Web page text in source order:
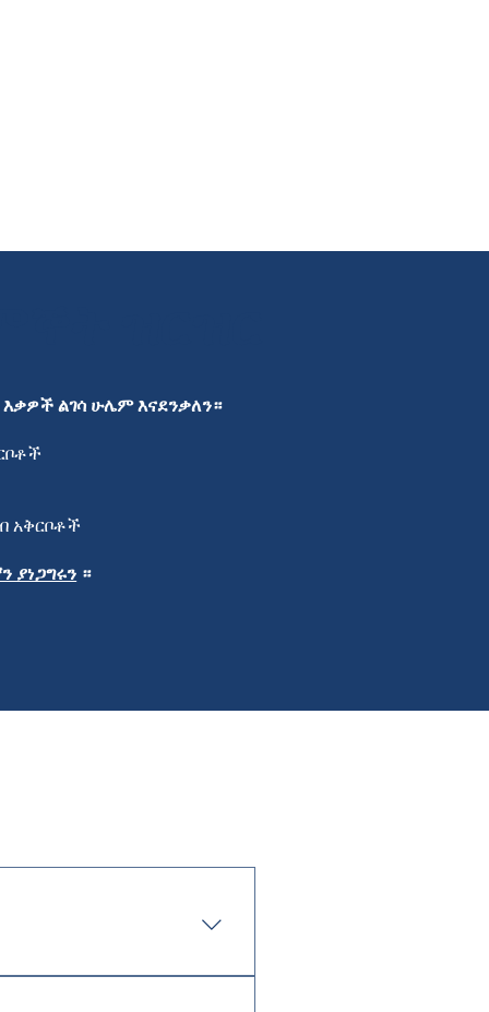
ልገሳ ሁሌም እናደንቃለን።
አቅርቦቶች
ያነጋግሩን ።
የሆኑ ጥቅሞችን ያስወግዳሉ እና